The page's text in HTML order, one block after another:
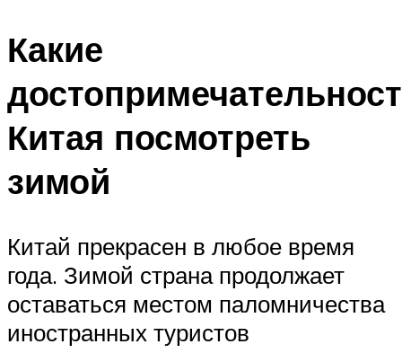
Какие
Китая посмотреть
зимой
Китай прекрасен в любое время
года. Зимой страна продолжает
оставаться местом паломничества
иностранных туристов